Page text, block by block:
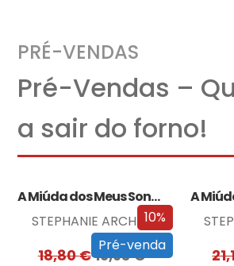
PRÉ-VENDAS
Pré-Vendas –
a sair do forno!
10%
Pré-venda
A Miúda dos Meus Sonhos
STEPHANIE ARCHER
18,80€16,93€